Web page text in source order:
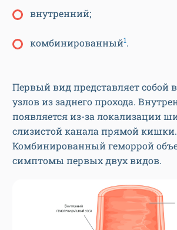
внутренний;
комбинированный1.
Первый вид представляет собой
узлов из заднего прохода.
появляется из-за локализации
слизистой канала прямой кишки.
Комбинированный геморрой
симптомы первых двух видов.